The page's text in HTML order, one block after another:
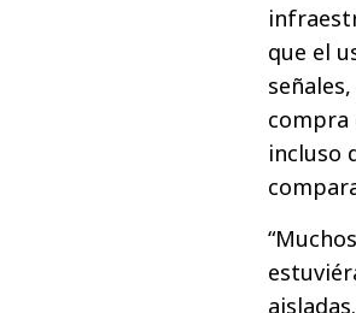
que el
compra
incluso